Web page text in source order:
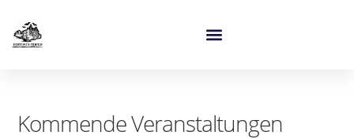
Kommende Veranstaltungen